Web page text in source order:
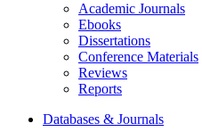
Academic Journals
Ebooks
Dissertations
Conference Materials
Reviews
Reports
Databases & Journals